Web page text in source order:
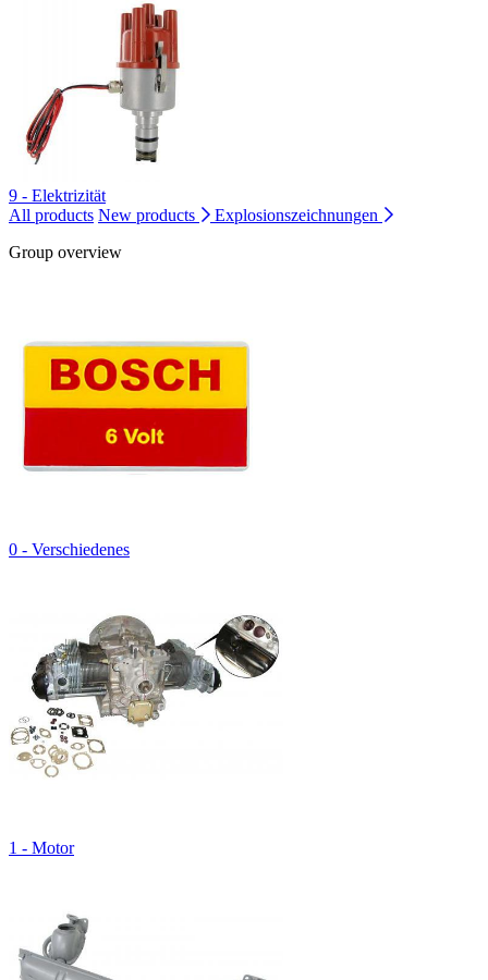
9 - Elektrizität
All products New products
Explosionszeichnungen
Group overview
0 - Verschiedenes
1 - Motor